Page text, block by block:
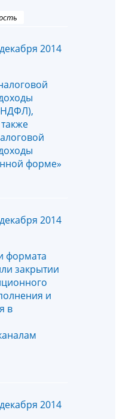
2014
НДФЛ),
форме»
2014
формата
закрытии
и
в
2014